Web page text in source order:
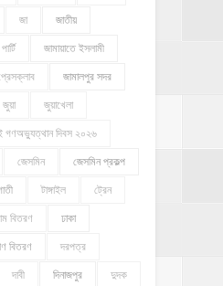
জা জাতীয়
জামায়াতে ইসলামী
জামালপুর সদর
জুয়া জুয়াখেলা
গণঅভ্যুত্থান দিবস ২০২৬
জেসমিন জেসমিন প্রকল্প
টাঙ্গাইল ট্রেন
বিতরণ ঢাকা
বিতরণ দরপত্র
দাবী দিনাজপুর দুদক